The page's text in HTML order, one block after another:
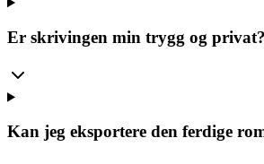
Er skrivingen min trygg og privat?
Kan jeg eksportere den ferdige